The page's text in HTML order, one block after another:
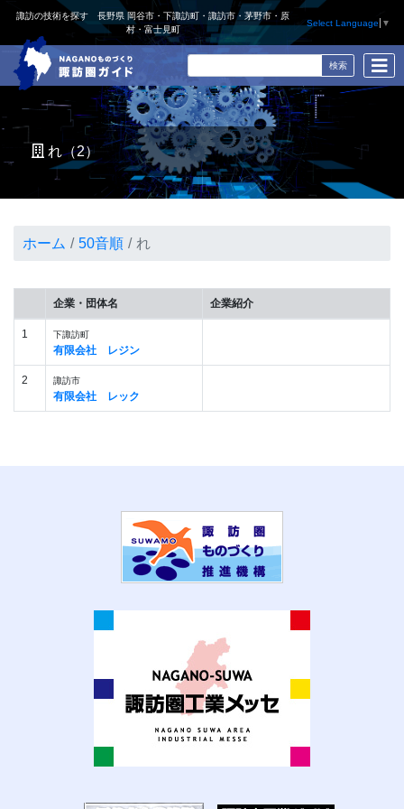
諏訪の技術を探す 長野県 岡谷市・下諏訪町・諏訪市・茅野市・原
村・富士見町
Select Language ▼
れ（2）
ホーム 50音順 れ
企業・団体名 企業紹介
1 下諏訪町
有限会社 レジン
2 諏訪市
有限会社 レック